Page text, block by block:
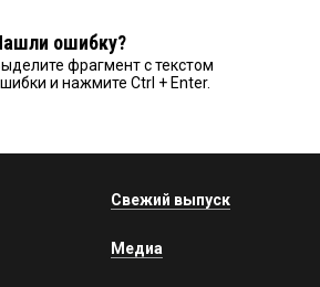
ошибку?
фрагмент с текстом
и нажмите Ctrl + Enter.
Свежий выпуск
Медиа